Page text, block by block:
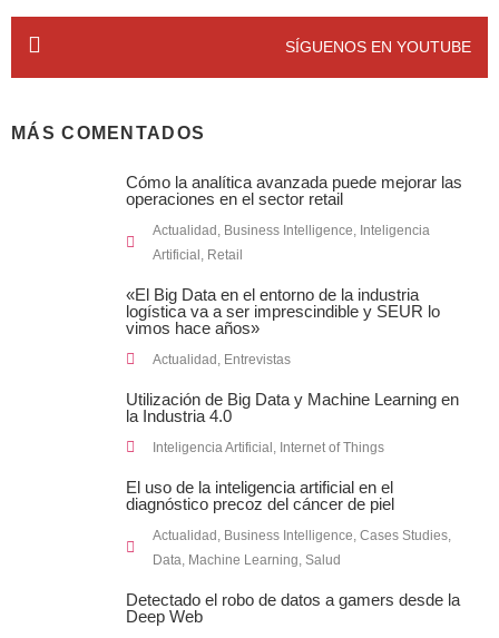
SÍGUENOS EN YOUTUBE
MÁS COMENTADOS
Cómo la analítica avanzada puede mejorar las
operaciones en el sector retail
Actualidad , Business Intelligence, Inteligencia
Artificial , Retail
«El Big Data en el entorno de la industria
logística va a ser imprescindible y SEUR lo
vimos hace años»
Actualidad , Entrevistas
Utilización de Big Data y Machine Learning en
la Industria 4.0
Inteligencia Artificial , Internet of Things
El uso de la inteligencia artificial en el
diagnóstico precoz del cáncer de piel
Actualidad , Business Intelligence, Cases Studies,
Data, Machine Learning, Salud
Detectado el robo de datos a gamers desde la
Deep Web